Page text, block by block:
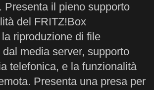
Presenta il pieno supporto
del FRITZ!Box
riproduzione di file
media server, supporto
telefonica, e la funzionalità
Presenta una presa per